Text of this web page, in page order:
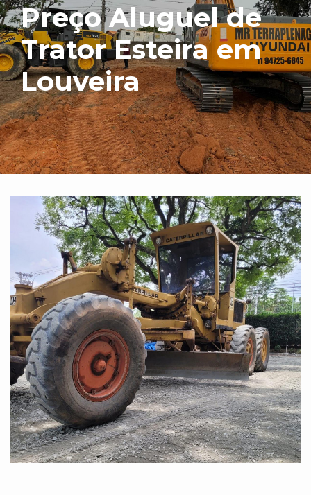
Preço Aluguel de
Trator Esteira em
Louveira